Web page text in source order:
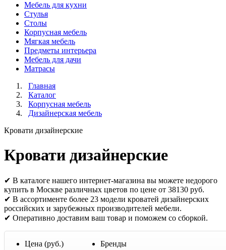
Мебель для кухни
Стулья
Столы
Корпусная мебель
Мягкая мебель
Предметы интерьера
Мебель для дачи
Матраcы
Главная
Каталог
Корпусная мебель
Дизайнерская мебель
Кровати дизайнерские
Кровати дизайнерские
✔ В каталоге нашего интернет-магазина вы можете недорого
купить в Москве различных цветов по цене от 38130 руб.
✔ В ассортименте более 23 модели кроватей дизайнерских
российских и зарубежных производителей мебели.
✔ Оперативно доставим ваш товар и поможем со сборкой.
Цена (руб.)
Бренды